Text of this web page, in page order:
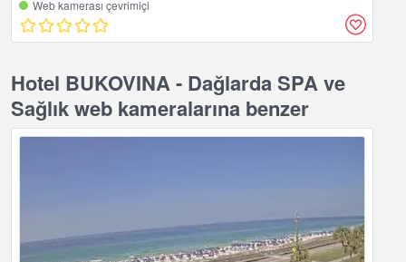
Web kamerası çevrimiçi
Hotel BUKOVINA - Dağlarda SPA ve
Sağlık web kameralarına benzer